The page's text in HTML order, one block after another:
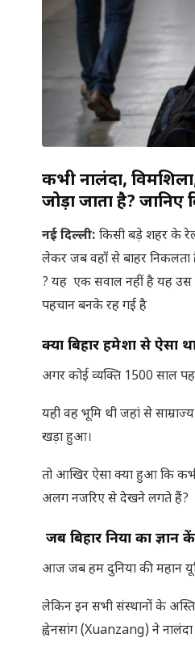
कभी नालंदा,
जोड़ा जाता है? जानिए
नई दिल्ली: किसी बड़े शहर के
लेकर जब वहाँ से बाहर
? यह एक सवाल नहीं है यह उस
पहचान बनके रह गई है
क्या बिहार हमेशा से ऐसा
अगर कोई व्यक्ति 1500 साल
यही वह भूमि थी जहां से
खड़ा हुआ।
तो आखिर ऐसा क्या हुआ कि कभी
अलग नजरिए से देखने लगते हैं?
जब बिहार दुनिया का ज्ञान
आज जब हम दुनिया की महान
लेकिन इन सभी संस्थानों के
ह्वेनसांग (Xuanzang) ने